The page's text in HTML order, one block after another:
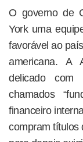
O governo de
York uma
favorável ao
americana. A
delicado com
chamados
financeiro
compram títulos